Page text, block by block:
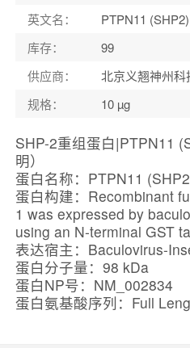
英文名：
PTPN11
库存：
99
供应商：
北京义翘神州
规格： 10 µg
SHP-2重组蛋白|PTPN11
明）
蛋白名称：PTPN11
蛋白构建：Recombinant
1 was expressed by
using an N-terminal GST
表达宿主：Baculovirus-
蛋白分子量：98 kDa
蛋白NP号：NM_002834
蛋白氨基酸序列：Full